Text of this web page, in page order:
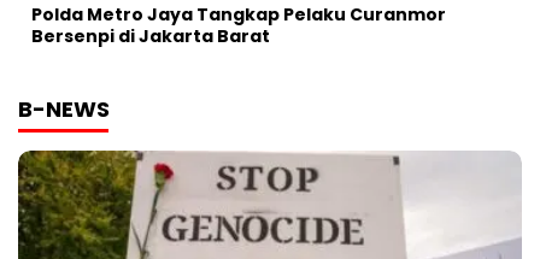
Polda Metro Jaya Tangkap Pelaku Curanmor
Bersenpi di Jakarta Barat
B-NEWS